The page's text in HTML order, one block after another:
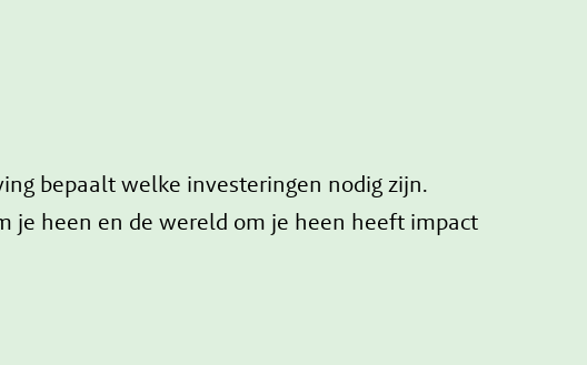
bepaalt welke investeringen nodig zijn.
je heen en de wereld om je heen heeft impact